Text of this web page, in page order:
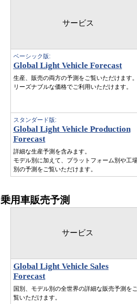
サービス
ベーシック版:
Global Light Vehicle Forecast
生産、販売の両方の予測をご覧いただけます。
リーズナブルな価格でご利用いただけます。
スタンダード版:
Global Light Vehicle Production
Forecast
詳細な生産予測を含みます。
モデル別に加えて、プラットフォーム別や工
別の予測をご覧いただけます。
乗用車販売予測
サービス
Global Light Vehicle Sales
Forecast
国別、モデル別の全世界の詳細な販売予測を
覧いただけます。